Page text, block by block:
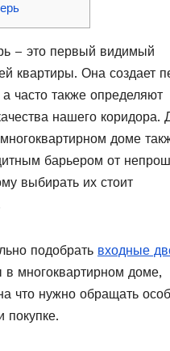
– это первый видимый
квартиры. Она создает
а часто также определяют
нашего коридора.
доме
барьером от
выбирать их стоит
подобрать входные
в многоквартирном доме,
что нужно обращать
покупке.